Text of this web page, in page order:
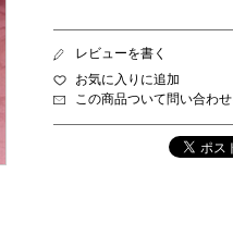
レビューを書く
お気に入りに追加
この商品ついて問い合わ